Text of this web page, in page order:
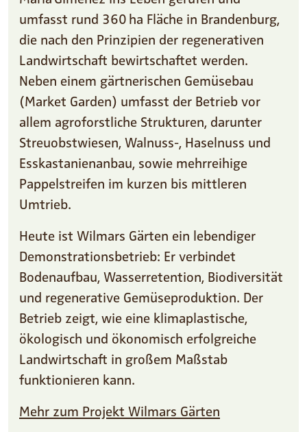
umfasst rund 360 ha Fläche in Brandenburg,
die nach den Prinzipien der regenerativen
Landwirtschaft bewirtschaftet werden.
Neben einem gärtnerischen Gemüsebau
(Market Garden) umfasst der Betrieb vor
allem agroforstliche Strukturen, darunter
Streuobstwiesen, Walnuss-, Haselnuss und
Esskastanienanbau, sowie mehrreihige
Pappelstreifen im kurzen bis mittleren
Umtrieb.
Heute ist Wilmars Gärten ein lebendiger
Demonstrationsbetrieb: Er verbindet
Bodenaufbau, Wasserretention, Biodiversität
und regenerative Gemüseproduktion. Der
Betrieb zeigt, wie eine klimaplastische,
ökologisch und ökonomisch erfolgreiche
Landwirtschaft in großem Maßstab
funktionieren kann.
Mehr zum Projekt Wilmars Gärten